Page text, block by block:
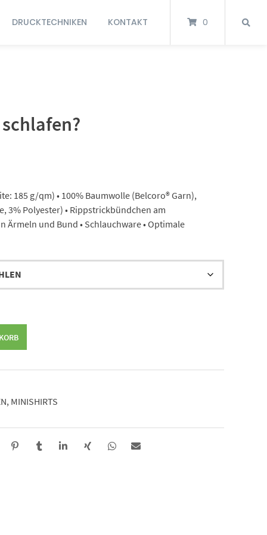
DRUCKTECHNIKEN KONTAKT 0
185 g/qm) • 100% Baumwolle (Belcoro® Garn),
3% Polyester) • Rippstrickbündchen am
Ärmeln und Bund • Schlauchware • Optimale
, MINISHIRTS